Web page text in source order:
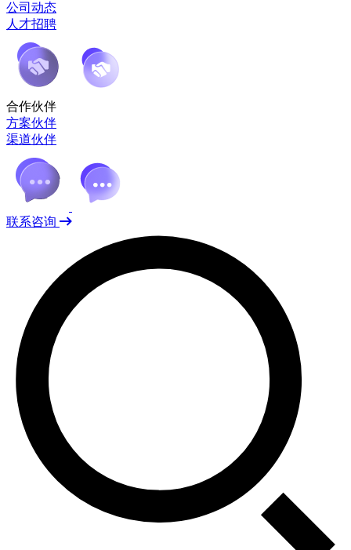
公司动态
人才招聘
合作伙伴
方案伙伴
渠道伙伴
联系咨询